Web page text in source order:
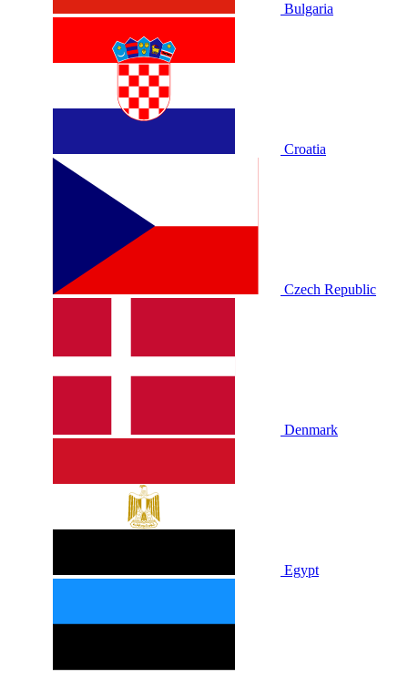
Bulgaria
Croatia
Czech Republic
Denmark
Egypt